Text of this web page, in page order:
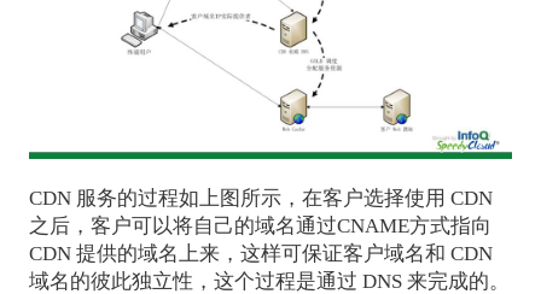
CDN 服务的过程如上图所示，在客户选择使用 CDN
之后，客户可以将自己的域名通过CNAME方式指向
CDN 提供的域名上来，这样可保证客户域名和 CDN
域名的彼此独立性，这个过程是通过 DNS 来完成的。